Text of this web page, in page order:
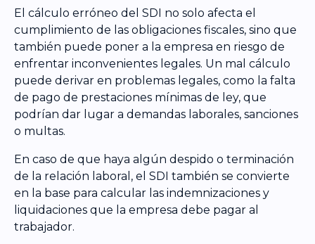
El cálculo erróneo del SDI no solo afecta el
cumplimiento de las obligaciones fiscales, sino que
también puede poner a la empresa en riesgo de
enfrentar inconvenientes legales. Un mal cálculo
puede derivar en problemas legales, como la falta
de pago de prestaciones mínimas de ley, que
podrían dar lugar a demandas laborales, sanciones
o multas.
En caso de que haya algún despido o terminación
de la relación laboral, el SDI también se convierte
en la base para calcular las indemnizaciones y
liquidaciones que la empresa debe pagar al
trabajador.